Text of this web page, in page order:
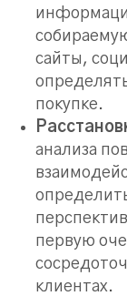
сайты,
покупке.
анализа
первую
клиентах.